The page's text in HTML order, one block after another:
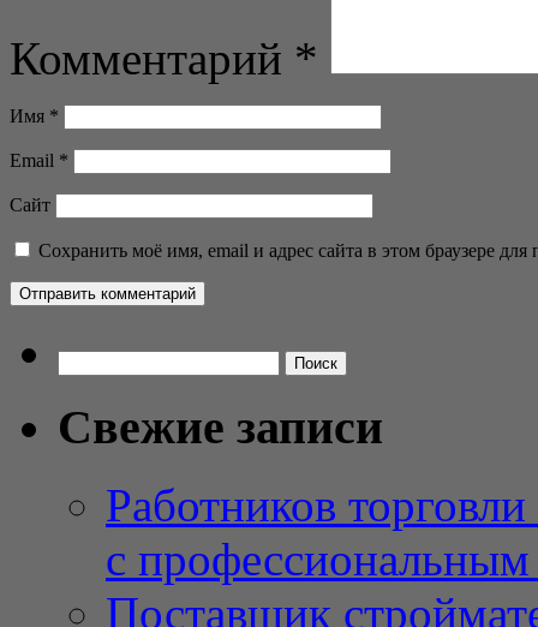
Комментарий *
Имя *
Email *
Сайт
Сохранить моё имя, email и адрес сайта в этом браузере
Свежие записи
Работников
с
Поставщик